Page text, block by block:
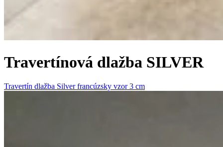
Travertínová dlažba SILVER
Travertín dlažba Silver francúzsky vzor 3 cm